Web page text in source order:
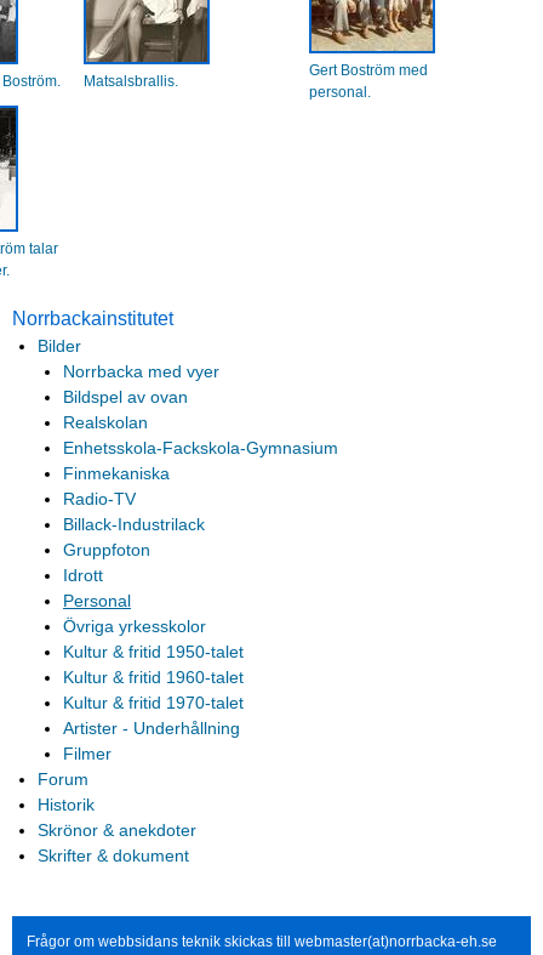
Matsalsbrallis.
Gert Boström med
personal.
talar
Norrbackainstitutet
Bilder
Norrbacka med vyer
Bildspel av ovan
Realskolan
Enhetsskola-Fackskola-Gymnasium
Finmekaniska
Radio-TV
Billack-Industrilack
Gruppfoton
Idrott
Personal
Övriga yrkesskolor
Kultur & fritid 1950-talet
Kultur & fritid 1960-talet
Kultur & fritid 1970-talet
Artister - Underhållning
Filmer
Forum
Historik
Skrönor & anekdoter
Skrifter & dokument
Frågor om webbsidans teknik skickas till webmaster(at)norrbacka-eh.se